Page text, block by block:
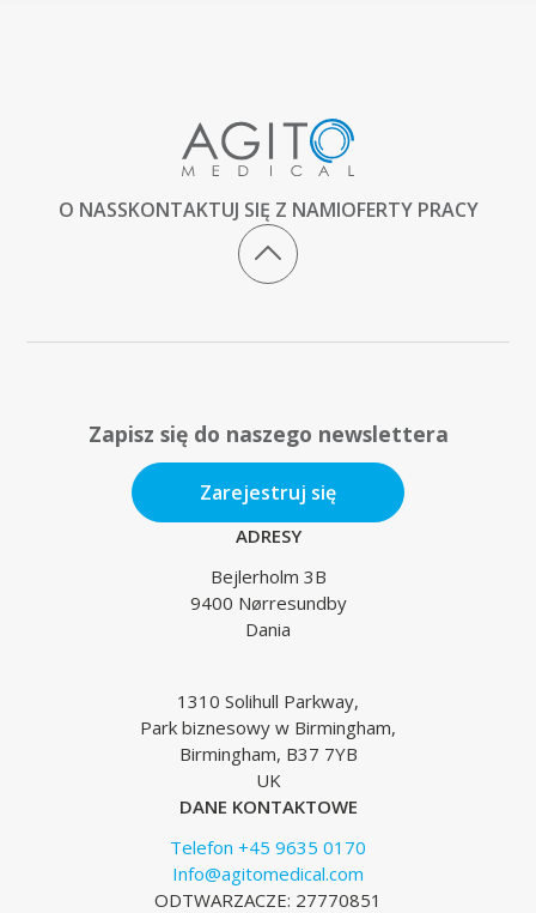
O NASSKONTAKTUJ SIĘ Z NAMIOFERTY PRACY
Zapisz się do naszego newslettera
Zarejestruj się
ADRESY
Bejlerholm 3B
9400 Nørresundby
Dania
1310 Solihull Parkway,
Park biznesowy w Birmingham,
Birmingham, B37 7YB
UK
DANE KONTAKTOWE
Telefon +45 9635 0170
Info@agitomedical.com
ODTWARZACZE: 27770851